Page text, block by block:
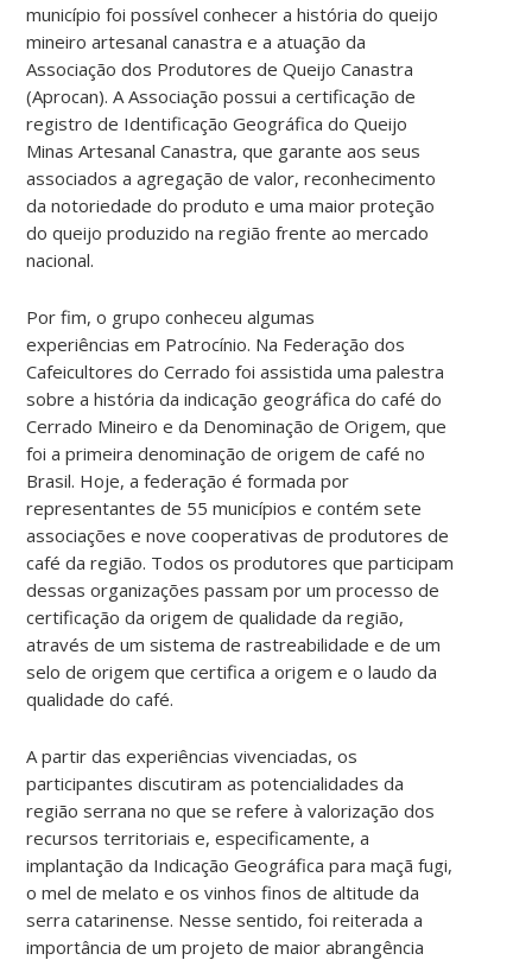
município foi possível conhecer a história do queijo
mineiro artesanal canastra e a atuação da
Associação dos Produtores de Queijo Canastra
(Aprocan). A Associação possui a certificação de
registro de Identificação Geográfica do Queijo
Minas Artesanal Canastra, que garante aos seus
associados a agregação de valor, reconhecimento
da notoriedade do produto e uma maior proteção
do queijo produzido na região frente ao mercado
nacional.
Por fim, o grupo conheceu algumas
experiências em Patrocínio. Na Federação dos
Cafeicultores do Cerrado foi assistida uma palestra
sobre a história da indicação geográfica do café do
Cerrado Mineiro e da Denominação de Origem, que
foi a primeira denominação de origem de café no
Brasil. Hoje, a federação é formada por
representantes de 55 municípios e contém sete
associações e nove cooperativas de produtores de
café da região. Todos os produtores que participam
dessas organizações passam por um processo de
certificação da origem de qualidade da região,
através de um sistema de rastreabilidade e de um
selo de origem que certifica a origem e o laudo da
qualidade do café.
A partir das experiências vivenciadas, os
participantes discutiram as potencialidades da
região serrana no que se refere à valorização dos
recursos territoriais e, especificamente, a
implantação da Indicação Geográfica para maçã fugi,
o mel de melato e os vinhos finos de altitude da
serra catarinense. Nesse sentido, foi reiterada a
importância de um projeto de maior abrangência